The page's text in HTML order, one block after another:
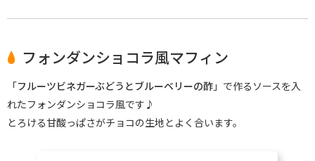
フォンダンショコラ風マフィン
「フルーツビネガーぶどうとブルーベリーの酢 」で作るソースを入
れたフォンダンショコラ風です♪
とろける甘酸っぱさがチョコの生地とよく合います。